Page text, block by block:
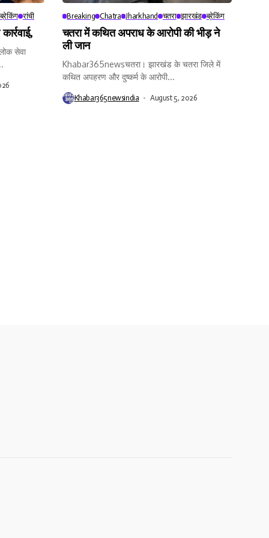
ब्रेकिंग रांची
सेवा
Breaking Chatra Jharkhand चतरा झारखंड ब्रेकिंग
चतरा में कथित अपराध के आरोपी की भीड़ ने
ली जान
Khabar365newsचतरा। झारखंड के चतरा जिले में
कथित अपहरण और दुष्कर्म के आरोपी...
Khabar365newsindia August 5, 2026